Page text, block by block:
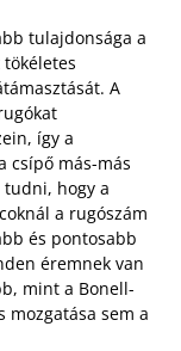
tulajdonsága a
A
így a
csípő más-más
hogy a
a rugószám
és pontosabb
éremnek van
mint a Bonell-
mozgatása sem a